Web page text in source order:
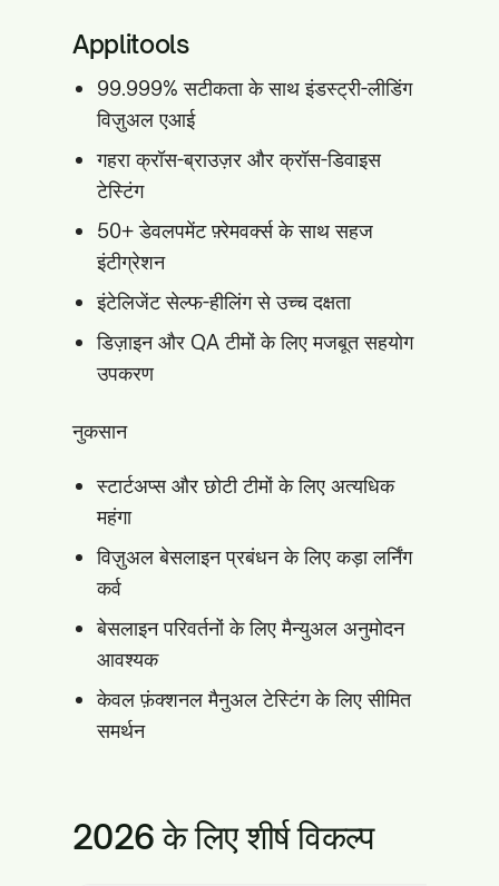
Applitools
99.999% सटीकता के साथ इंडस्ट्री-लीडिंग
विज़ुअल एआई
गहरा क्रॉस-ब्राउज़र और क्रॉस-डिवाइस
टेस्टिंग
50+ डेवलपमेंट फ़्रेमवर्क्स के साथ सहज
इंटीग्रेशन
इंटेलिजेंट सेल्फ-हीलिंग से उच्च दक्षता
डिज़ाइन और QA टीमों के लिए मजबूत सहयोग
उपकरण
नुकसान
स्टार्टअप्स और छोटी टीमों के लिए अत्यधिक
महंगा
विज़ुअल बेसलाइन प्रबंधन के लिए कड़ा लर्निंग
कर्व
बेसलाइन परिवर्तनों के लिए मैन्युअल अनुमोदन
आवश्यक
केवल फ़ंक्शनल मैनुअल टेस्टिंग के लिए सीमित
समर्थन
2026 के लिए शीर्ष विकल्प